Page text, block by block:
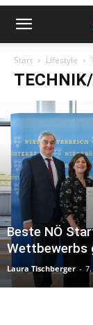
Start Lifestyle
Beste NÖ
Wettbewerbs
Laura Tischberger -